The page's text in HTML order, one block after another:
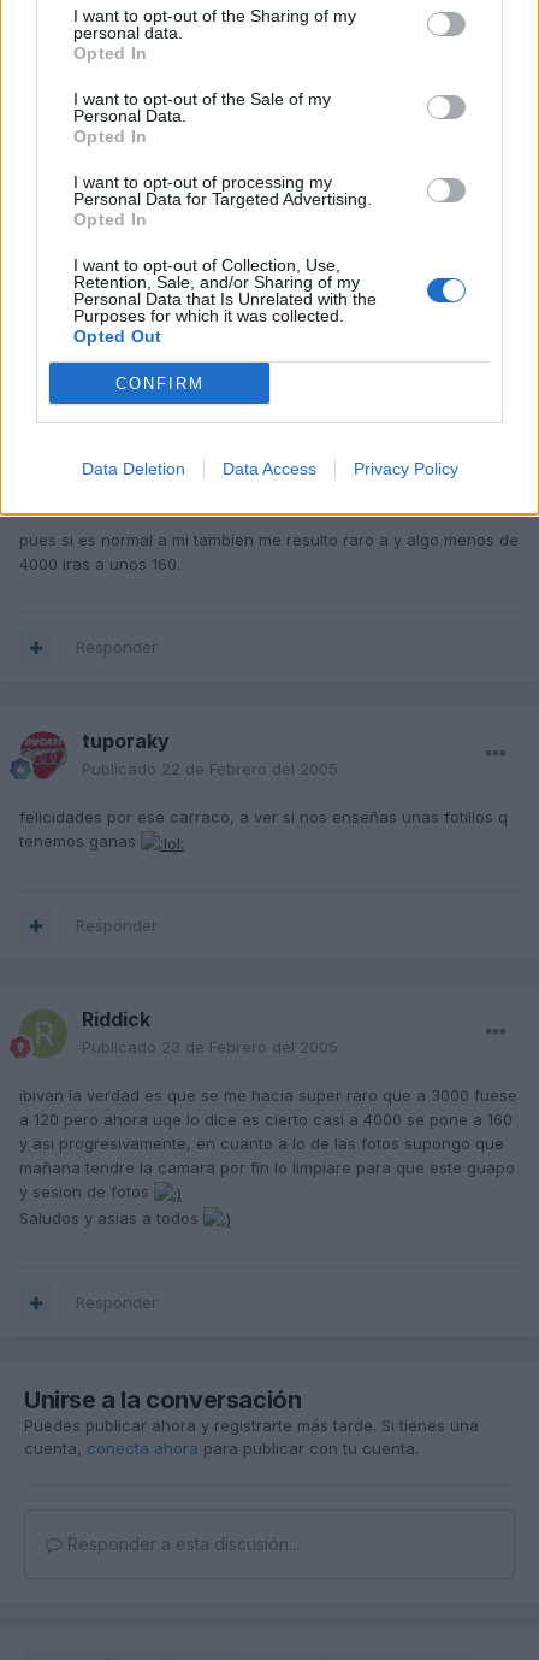
I want to opt-out of the Sharing of my
personal data.
Opted In
I want to opt-out of the Sale of my
Personal Data.
Opted In
I want to opt-out of processing my
Personal Data for Targeted Advertising.
Opted In
I want to opt-out of Collection, Use,
Retention, Sale, and/or Sharing of my
Personal Data that Is Unrelated with the
Purposes for which it was collected.
Opted Out
CONFIRM
Data Deletion Data Access Privacy Policy
Responder
Publicado22 de Febrero del 2005
Enhorabuena, puffff ese motor
hubiera estado hace un año ya a la venta, me lo hubiera cogido
de cajón, saludos y cuando puedas FOTOS.
ibivan
pues si es normal a mi tambien me resulto raro a y algo menos de
4000 iras a unos 160.
Responder
tuporaky
Publicado 22 de Febrero del 2005
felicidades por ese carraco, a ver si nos enseñas unas fotillos q
tenemos ganas
Responder
Riddick
Publicado 23 de Febrero del 2005
ibivan la verdad es que se me hacia super raro que a 3000 fuese
a 120 pero ahora uqe lo dice es cierto casi a 4000 se pone a 160
y asi progresivamente, en cuanto a lo de las fotos supongo que
mañana tendre la camara por fin lo limpiare para que este guapo
y sesion de fotos
Saludos y asias a todos
Responder
Unirse a la conversación
Puedes publicar ahora y registrarte más tarde. Si tienes una
cuenta, conecta ahora para publicar con tu cuenta.
Responder a esta discusión...